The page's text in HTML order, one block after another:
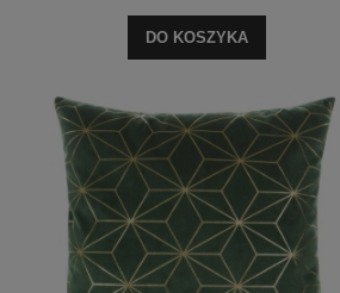
DO KOSZYKA